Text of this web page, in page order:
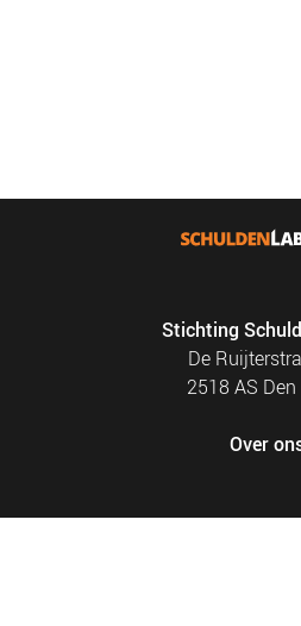
Stichting
De
2518 AS
Over